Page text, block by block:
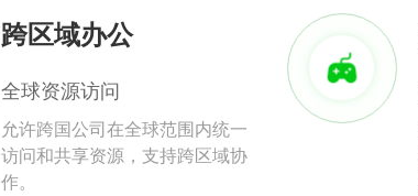
跨区域办公
全球资源访问
允许跨国公司在全球范围内统一
访问和共享资源，支持跨区域协
作。